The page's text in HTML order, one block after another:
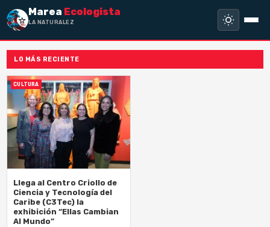
Marea Ecologista
LA NATURALEZA N
LO MÁS RECIENTE
CULTURA
Llega al Centro Criollo de
Ciencia y Tecnología del
Caribe (C3Tec) la
exhibición “Ellas Cambian
Al Mundo”